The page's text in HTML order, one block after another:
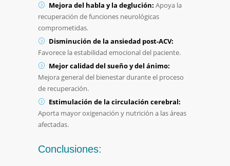
Mejora del habla y la deglución: Apoya la
recuperación de funciones neurológicas
comprometidas.
Disminución de la ansiedad post-ACV:
Favorece la estabilidad emocional del paciente.
Mejor calidad del sueño y del ánimo:
Mejora general del bienestar durante el proceso
de recuperación.
Estimulación de la circulación cerebral:
Aporta mayor oxigenación y nutrición a las áreas
afectadas.
Conclusiones: